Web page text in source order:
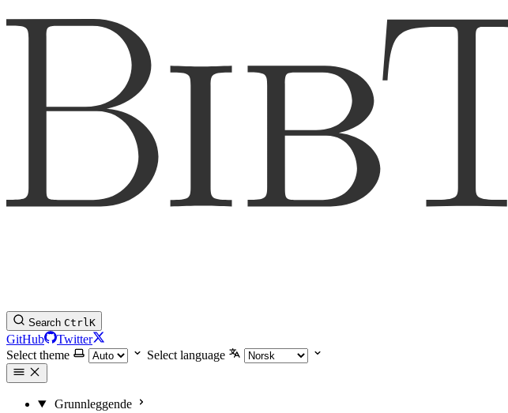
Search CtrlK
GitHub
Twitter
Select theme
Select language
Grunnleggende